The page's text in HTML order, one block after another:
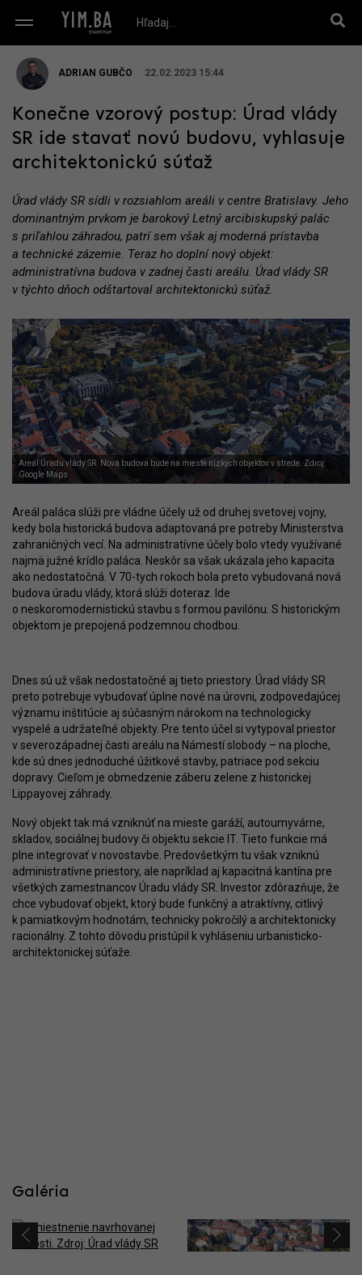
ADRIAN GUBČO 22.02.2023 15:44
Konečne vzorový postup: Úrad vlády
SR ide stavať novú budovu, vyhlasuje
architektonickú súťaž
Úrad vlády SR sídli v rozsiahlom areáli v centre Bratislavy. Jeho
dominantným prvkom je barokový Letný arcibiskupský palác
s priľahlou záhradou, patrí sem však aj moderná prístavba
a technické zázemie. Teraz ho doplní nový objekt:
administratívna budova v zadnej časti areálu. Úrad vlády SR
v týchto dňoch odštartoval architektonickú súťaž.
Areál Úradu vlády SR. Nová budova bude na mieste nízkych objektov v strede. Zdroj:
Google Maps
Areál paláca slúži pre vládne účely už od druhej svetovej vojny,
kedy bola historická budova adaptovaná pre potreby Ministerstva
zahraničných vecí. Na administratívne účely bolo vtedy využívané
najmä južné krídlo paláca. Neskôr sa však ukázala jeho kapacita
ako nedostatočná. V 70-tych rokoch bola preto vybudovaná nová
budova úradu vlády, ktorá slúži doteraz. Ide
o neskoromodernistickú stavbu s formou pavilónu. S historickým
objektom je prepojená podzemnou chodbou.
Dnes sú už však nedostatočné aj tieto priestory. Úrad vlády SR
preto potrebuje vybudovať úplne nové na úrovni, zodpovedajúcej
významu inštitúcie aj súčasným nárokom na technologicky
vyspelé a udržateľné objekty. Pre tento účel si vytypoval priestor
v severozápadnej časti areálu na Námestí slobody – na ploche,
kde sú dnes jednoduché úžitkové stavby, patriace pod sekciu
dopravy. Cieľom je obmedzenie záberu zelene z historickej
Lippayovej záhrady.
Nový objekt tak má vzniknúť na mieste garáží, autoumyvárne,
skladov, sociálnej budovy či objektu sekcie IT. Tieto funkcie má
plne integrovať v novostavbe. Predovšetkým tu však vzniknú
administratívne priestory, ale napríklad aj kapacitná kantína pre
všetkých zamestnancov Úradu vlády SR. Investor zdôrazňuje, že
chce vybudovať objekt, ktorý bude funkčný a atraktívny, citlivý
k pamiatkovým hodnotám, technicky pokročilý a architektonicky
racionálny. Z tohto dôvodu pristúpil k vyhláseniu urbanisticko-
architektonickej súťaže.
Galéria